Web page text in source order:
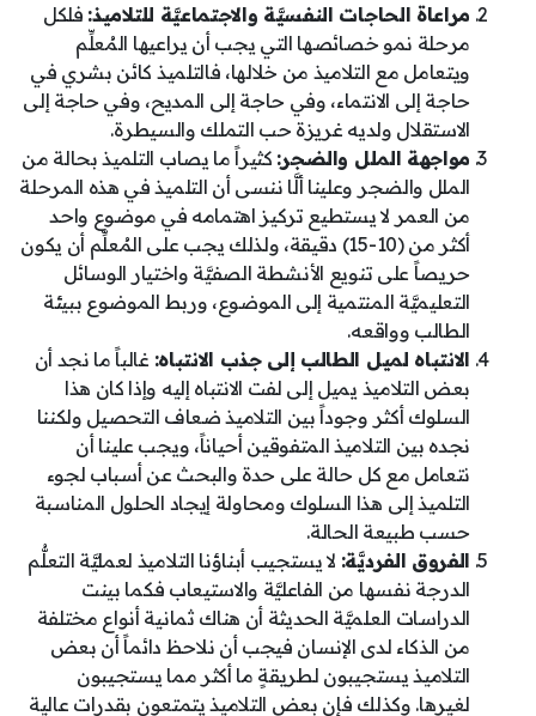
مراعاة الحاجات النفسيَّة والاجتماعيَّة للتلاميذ: فلكل
مرحلة نمو خصائصها التي يجب أن يراعيها المُعلِّم
ويتعامل مع التلاميذ من خلالها، فالتلميذ كائن بشري في
حاجة إلى الانتماء، وفي حاجة إلى المديح، وفي حاجة إلى
الاستقلال ولديه غريزة حب التملك والسيطرة.
مواجهة الملل والضجر: كثيراً ما يصاب التلميذ بحالة من
الملل والضجر وعلينا ألَّا ننسى أن التلميذ في هذه المرحلة
من العمر لا يستطيع تركيز اهتمامه في موضوع واحد
أكثر من (10-15) دقيقة، ولذلك يجب على المُعلِّم أن يكون
حريصاً على تنويع الأنشطة الصفيَّة واختيار الوسائل
التعليميَّة المنتمية إلى الموضوع، وربط الموضوع ببيئة
الطالب وواقعه.
الانتباه لميل الطالب إلى جذب الانتباه: غالباً ما نجد أن
بعض التلاميذ يميل إلى لفت الانتباه إليه وإذا كان هذا
السلوك أكثر وجوداً بين التلاميذ ضعاف التحصيل ولكننا
نجده بين التلاميذ المتفوقين أحياناً، ويجب علينا أن
نتعامل مع كل حالة على حدة والبحث عن أسباب لجوء
التلميذ إلى هذا السلوك ومحاولة إيجاد الحلول المناسبة
حسب طبيعة الحالة.
الفروق الفرديَّة: لا يستجيب أبناؤنا التلاميذ لعمليَّة التعلُّم
الدرجة نفسها من الفاعليَّة والاستيعاب فكما بينت
الدراسات العلميَّة الحديثة أن هناك ثمانية أنواع مختلفة
من الذكاء لدى الإنسان فيجب أن نلاحظ دائماً أن بعض
التلاميذ يستجيبون لطريقةٍ ما أكثر مما يستجيبون
لغيرها. وكذلك فإن بعض التلاميذ يتمتعون بقدرات عالية